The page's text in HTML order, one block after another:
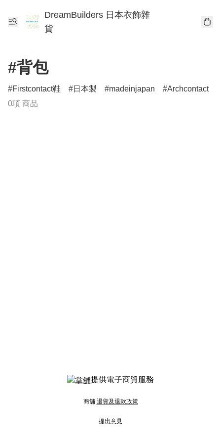
DreamBuilders 日本衣飾雜
貨
#背包
Firstcontact鞋 日本製 madeinjapan
Archcontact
0項 商品
提供電子商貿服務
商舖 退貨及退款政策
提出意見